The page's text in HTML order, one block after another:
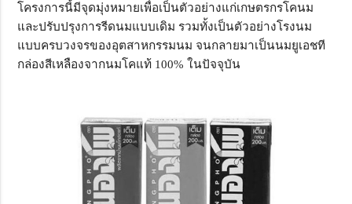
โครงการนี้มีจุดมุ่งหมายเพื่อเป็นตัวอย่างแก่เกษตรกรโคนม
และปรับปรุงการรีดนมแบบเดิม รวมทั้งเป็นตัวอย่างโรงนม
แบบครบวงจรของอุตสาหกรรมนม จนกลายมาเป็นนมยูเอชที
กล่องสีเหลืองจากนมโคแท้ 100% ในปัจจุบัน